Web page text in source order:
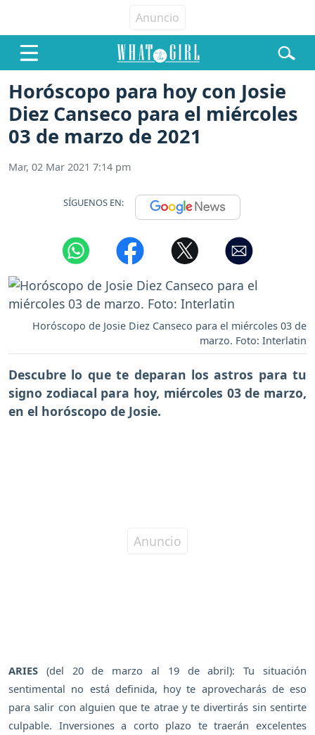
Horóscopo para hoy con Josie
Diez Canseco para el miércoles
03 de marzo de 2021
Mar, 02 Mar 2021 7:14 pm
SÍGUENOS EN:
Horóscopo de Josie Diez Canseco para el miércoles 03 de
marzo. Foto: Interlatin
Descubre lo que te deparan los astros para tu
signo zodiacal para hoy, miércoles 03 de marzo,
en el horóscopo de Josie.
ARIES (del 20 de marzo al 19 de abril): Tu situación
sentimental no está definida, hoy te aprovecharás de eso
para salir con alguien que te atrae y te divertirás sin sentirte
culpable. Inversiones a corto plazo te traerán excelentes